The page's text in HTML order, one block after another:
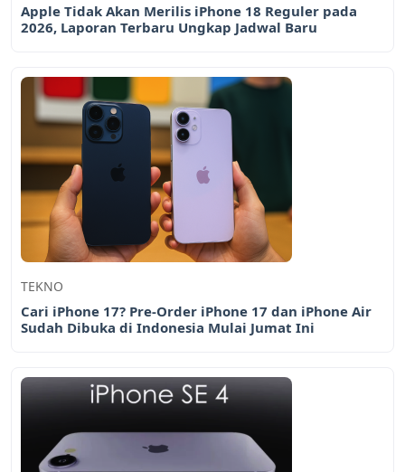
Apple Tidak Akan Merilis iPhone 18 Reguler pada
2026, Laporan Terbaru Ungkap Jadwal Baru
TEKNO
Cari iPhone 17? Pre-Order iPhone 17 dan iPhone Air
Sudah Dibuka di Indonesia Mulai Jumat Ini